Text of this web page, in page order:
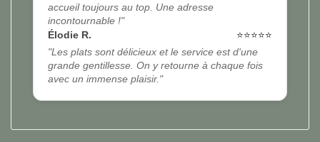
accueil toujours au top. Une adresse
incontournable !"
Élodie R.
⭐⭐⭐⭐⭐
"Les plats sont délicieux et le service est d'une
grande gentillesse. On y retourne à chaque fois
avec un immense plaisir."